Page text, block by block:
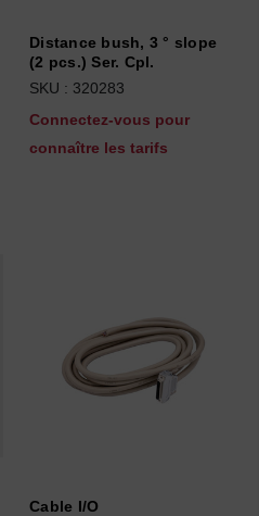
Distance bush, 3 ° slope
(2 pcs.) Ser. Cpl.
SKU : 320283
Connectez-vous pour
connaître les tarifs
Cable I/O